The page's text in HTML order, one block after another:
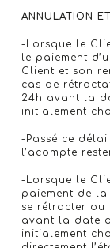
ANNULATION
-Lorsque le
le paiement
Client et son
cas de
24h avant la
initialement
-Passé ce
l’acompte
-Lorsque le
paiement de
se rétracter ou
avant la date
initialement